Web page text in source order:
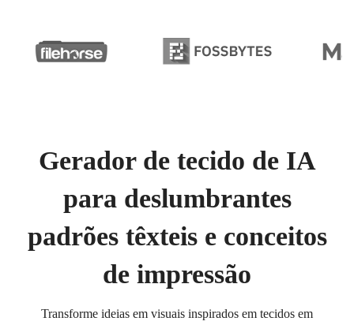
Gerador de tecido de IA
para deslumbrantes
padrões têxteis e conceitos
de impressão
Transforme ideias em visuais inspirados em tecidos em